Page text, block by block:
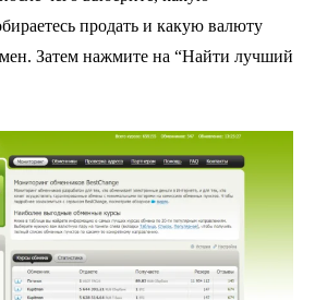
продать и какую валюту
Затем нажмите на “Найти лучший